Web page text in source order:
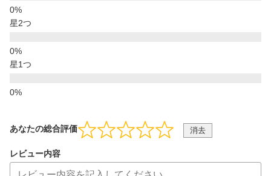
星2つ
星1つ
あなたの総合評価 消去
レビュー内容